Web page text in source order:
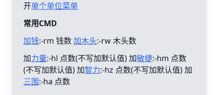
开单个单位菜单
常用CMD
加钱:-rm 钱数加木头:-rw 木头数
加力量:-hl 点数(不写加默认值) 加敏捷:-hm 点数
(不写加默认值) 加智力:-hz 点数(不写加默认值) 加
三围:-ha 点数